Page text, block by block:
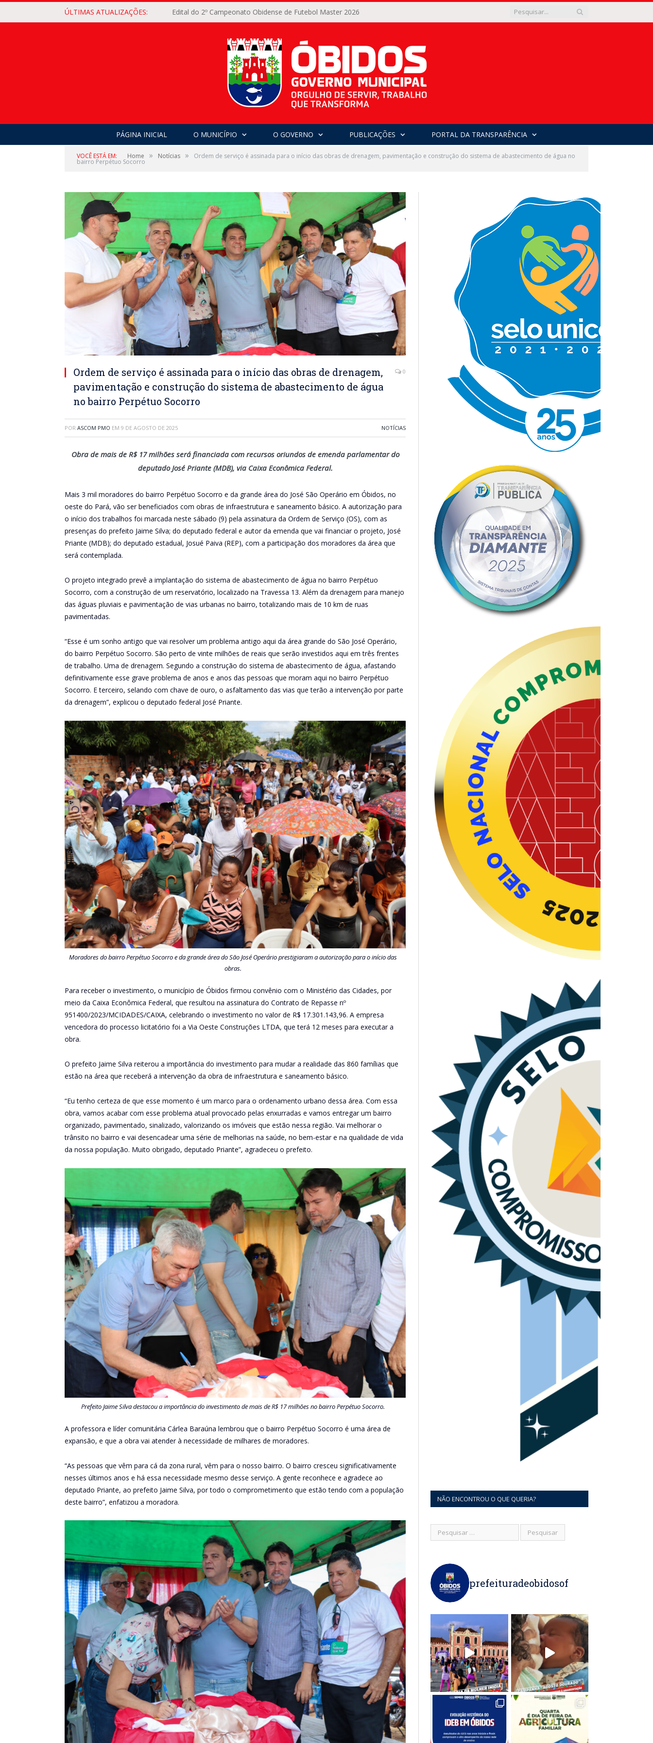
ÚLTIMAS ATUALIZAÇÕES: Edital do 2º Campeonato Obidense de Futebol Master 2026
PÁGINA INICIAL O MUNICÍPIO O GOVERNO PUBLICAÇÕES PORTAL DA TRANSPARÊNCIA
VOCÊ ESTÁ EM: Home » Notícias » Ordem de serviço é assinada para o início das obras de drenagem, pavimentação e construção do sistema de abastecimento de água no
bairro Perpétuo Socorro
Ordem de serviço é assinada para o início das obras de drenagem,
pavimentação e construção do sistema de abastecimento de água
no bairro Perpétuo Socorro
0
POR ASCOM PMO EM 9 DE AGOSTO DE 2025 NOTÍCIAS
Obra de mais de R$ 17 milhões será financiada com recursos oriundos de emenda parlamentar do
deputado José Priante (MDB), via Caixa Econômica Federal.
Mais 3 mil moradores do bairro Perpétuo Socorro e da grande área do José São Operário em Óbidos, no
oeste do Pará, vão ser beneficiados com obras de infraestrutura e saneamento básico. A autorização para
o início dos trabalhos foi marcada neste sábado (9) pela assinatura da Ordem de Serviço (OS), com as
presenças do prefeito Jaime Silva; do deputado federal e autor da emenda que vai financiar o projeto, José
Priante (MDB); do deputado estadual, Josué Paiva (REP), com a participação dos moradores da área que
será contemplada.
O projeto integrado prevê a implantação do sistema de abastecimento de água no bairro Perpétuo
Socorro, com a construção de um reservatório, localizado na Travessa 13. Além da drenagem para manejo
das águas pluviais e pavimentação de vias urbanas no bairro, totalizando mais de 10 km de ruas
pavimentadas.
“Esse é um sonho antigo que vai resolver um problema antigo aqui da área grande do São José Operário,
do bairro Perpétuo Socorro. São perto de vinte milhões de reais que serão investidos aqui em três frentes
de trabalho. Uma de drenagem. Segundo a construção do sistema de abastecimento de água, afastando
definitivamente esse grave problema de anos e anos das pessoas que moram aqui no bairro Perpétuo
Socorro. E terceiro, selando com chave de ouro, o asfaltamento das vias que terão a intervenção por parte
da drenagem”, explicou o deputado federal José Priante.
Moradores do bairro Perpétuo Socorro e da grande área do São José Operário prestigiaram a autorização para o início das
obras.
Para receber o investimento, o município de Óbidos firmou convênio com o Ministério das Cidades, por
meio da Caixa Econômica Federal, que resultou na assinatura do Contrato de Repasse nº
951400/2023/MCIDADES/CAIXA, celebrando o investimento no valor de R$ 17.301.143,96. A empresa
vencedora do processo licitatório foi a Via Oeste Construções LTDA, que terá 12 meses para executar a
obra.
O prefeito Jaime Silva reiterou a importância do investimento para mudar a realidade das 860 famílias que
estão na área que receberá a intervenção da obra de infraestrutura e saneamento básico.
“Eu tenho certeza de que esse momento é um marco para o ordenamento urbano dessa área. Com essa
obra, vamos acabar com esse problema atual provocado pelas enxurradas e vamos entregar um bairro
organizado, pavimentado, sinalizado, valorizando os imóveis que estão nessa região. Vai melhorar o
trânsito no bairro e vai desencadear uma série de melhorias na saúde, no bem-estar e na qualidade de vida
da nossa população. Muito obrigado, deputado Priante”, agradeceu o prefeito.
Prefeito Jaime Silva destacou a importância do investimento de mais de R$ 17 milhões no bairro Perpétuo Socorro.
A professora e líder comunitária Cárlea Baraúna lembrou que o bairro Perpétuo Socorro é uma área de
expansão, e que a obra vai atender à necessidade de milhares de moradores.
“As pessoas que vêm para cá da zona rural, vêm para o nosso bairro. O bairro cresceu significativamente
nesses últimos anos e há essa necessidade mesmo desse serviço. A gente reconhece e agradece ao
deputado Priante, ao prefeito Jaime Silva, por todo o comprometimento que estão tendo com a população
deste bairro”, enfatizou a moradora.
NÃO ENCONTROU O QUE QUERIA?
prefeituradeobidosof